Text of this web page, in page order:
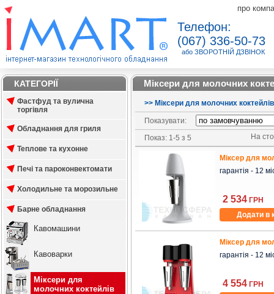
про
Телефон:
(067) 336-50-73
або ЗВОРОТНІЙ ДЗВІНОК
КАТЕГОРІЇ
Фастфуд та вулична
торгівля
Обладнання для гриля
Теплове та кухонне
Печі та пароконвектомати
Холодильне та морозильне
Барне обладнання
Кавомашини
Кавоварки
Міксери для
молочних коктейлів
Міксери для молочних
>> Міксери для молочних коктейлів
Показувати:
На
Показ: 1-5 з 5
Міксер для
гарантія - 12
2 534 ГРН
Додати в
Міксер для
гарантія - 12
4 554 ГРН